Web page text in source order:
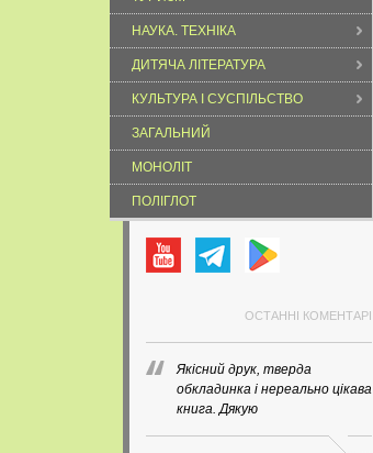
НАУКА. ТЕХНІКА
ДИТЯЧА ЛІТЕРАТУРА
КУЛЬТУРА І СУСПІЛЬСТВО
ЗАГАЛЬНИЙ
МОНОЛІТ
ПОЛІГЛОТ
ОСТАННІ КОМЕНТАРІ
Якісний друк, тверда
обкладинка і нереально цікава
книга. Дякую